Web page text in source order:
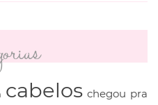
cabelos chegou pra